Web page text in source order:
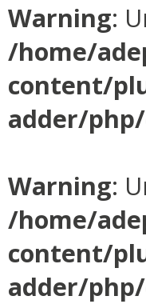
Warning:
/home/
content/
adder/
Warning:
/home/
content/
adder/